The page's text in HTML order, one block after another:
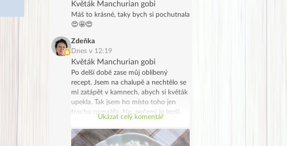
Květák Manchurian gobi
Máš to krásné, taky bych si pochutnala
😍🤩😍
Zdeňka
Dnes v 12:19
Květák Manchurian gobi
Po delší době zase můj oblíbený
recept. Jsem na chalupě a nechtělo se
mi zatápět v kamnech, abych si květák
upekla. Tak jsem ho místo toho jen
trochu osmažila. No, pečený je lepší,
ale taky to šlo. Moc jsem si
pochutnala.
Ukázat celý komentář